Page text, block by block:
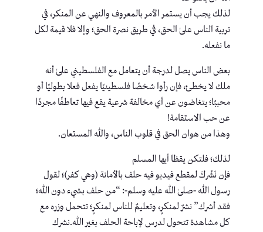
لذلك يجب أن يستمر الأمر بالمعروف والنهي عن المنكر، في
تربية الناس علىٰ الحق، في طريق نصرة الحق؛ وإلا فلا قيمة لكل
ما نفعله.
بعض الناس يصل لدرجة أن يتعامل مع الفلسطيني علىٰ أنه
ملك لا يخطئ، فإن رأوا شخصًا فلسطينيًا يفعل فعلا بطوليًا أو
محببًا؛ يتغاضون عن أي مخالفة شرعية يقع فيها تعاطفًا مجردًا
عن حب الاستقامة!
وهذا من هوان الحق في قلوب الناس، والله المستعان.
لذلك؛ فلتكن يقظا أيها المسلم
فإن نَشْركَ لمقطع فيديو فيه حلف بالأمانة (وهي كفر)؛ لقول
رسول الله -صلىٰ الله عليه وسلم-: “من حلف بشيء دون الله؛
فقد أشرك” نشرٌ لمنكرٍ، وتعليمٌ للناس لمنكرٍ؛ تتحمل وزره مع
كل مشاهدة تتحول لدرس لإباحة الحلف بغير الله.نشرك